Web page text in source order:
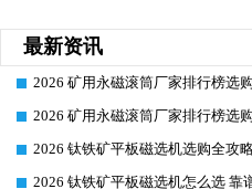
最新资讯
2026 矿用永磁滚筒厂家排行榜选
2026 矿用永磁滚筒厂家排行榜选
2026 钛铁矿平板磁选机选购全攻
2026 钛铁矿平板磁选机怎么选 靠